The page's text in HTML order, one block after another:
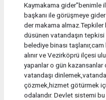
Kaymakama gider"benimle
başkanı ile görüşmeye
der makama almaz.Tepkiler
düsünen vatandaşın
belediye binası taşlanır,cam
alınır ve Vezirköprü ilçesi
yapanlar o gün
vatandaşı
çözmek,hizmet götürmek
odalarıdır. Devlet sistemi